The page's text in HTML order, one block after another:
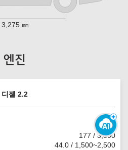
3,275 ㎜
엔진
디젤 2.2
VGT
2,199
177 / 3,800
44.0 / 1,500~2,500